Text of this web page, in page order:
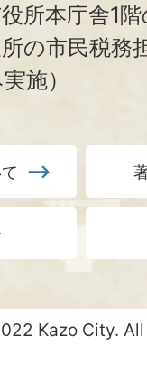
所本庁舎1
の市民税務
施）
Kazo City.